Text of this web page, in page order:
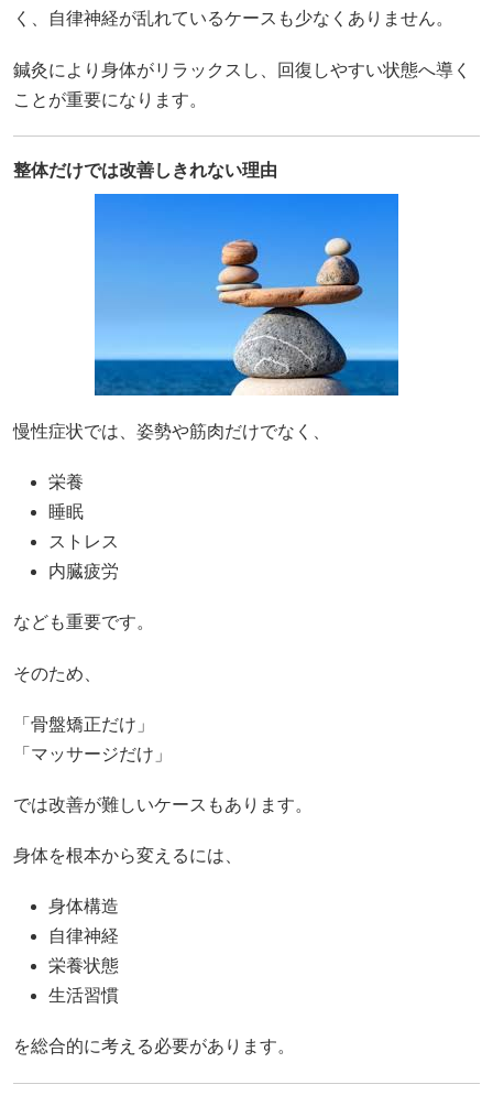
く、自律神経が乱れているケースも少なくありません。
鍼灸により身体がリラックスし、回復しやすい状態へ導く
ことが重要になります。
整体だけでは改善しきれない理由
慢性症状では、姿勢や筋肉だけでなく、
栄養
睡眠
ストレス
内臓疲労
なども重要です。
そのため、
「骨盤矯正だけ」
「マッサージだけ」
では改善が難しいケースもあります。
身体を根本から変えるには、
身体構造
自律神経
栄養状態
生活習慣
を総合的に考える必要があります。